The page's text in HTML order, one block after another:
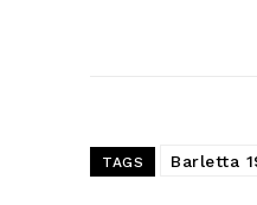
TAGS Barletta